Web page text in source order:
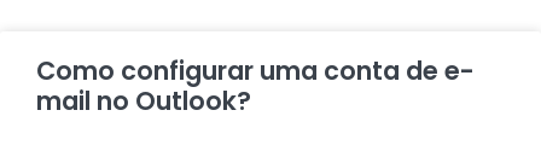
Como configurar uma conta de e-
mail no Outlook?